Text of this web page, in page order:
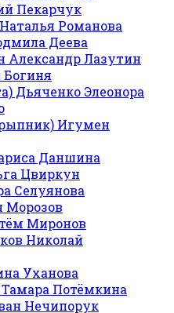
Пекарчук
Наталья Романова
Деева
Александр Лазутин
Элеонора
Игумен
Даншина
Цвиркун
Селуянова
Морозов
Миронов
Николай
Уханова
Тамара Потёмкина
Нечипорук